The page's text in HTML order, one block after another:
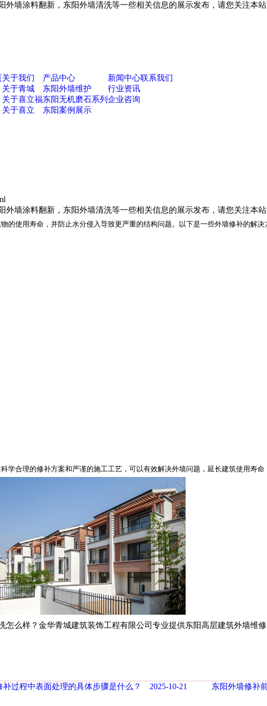
外墙涂料翻新，东阳外墙清洗等一些相关信息的展示发布，请您关注本站
关于我们
关于青城
关于喜立福
关于喜立
产品中心
东阳外墙维护
东阳无机磨石系列
东阳案例展示
新闻中心
行业资讯
企业咨询
联系我们
外墙涂料翻新，东阳外墙清洗等一些相关信息的展示发布，请您关注本站
的使用寿命，并防止水分侵入导致更严重的结构问题。以下是一些外墙修补的解决
合理的修补方案和严谨的施工工艺，可以有效解决外墙问题，延长建筑使用寿命
么样？金华青城建筑装饰工程有限公司专业提供东阳高层建筑外墙维
补过程中表面处理的具体步骤是什么？ 2025-10-21 东阳外墙修补